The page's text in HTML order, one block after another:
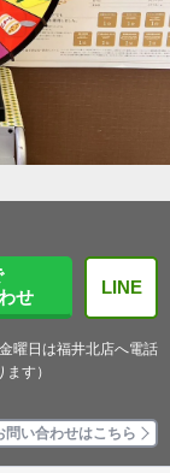
せ
LINE
日は福井北店へ電話
す）
い合わせはこちら